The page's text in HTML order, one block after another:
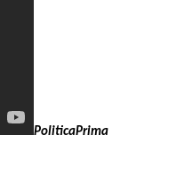
PoliticaPrima